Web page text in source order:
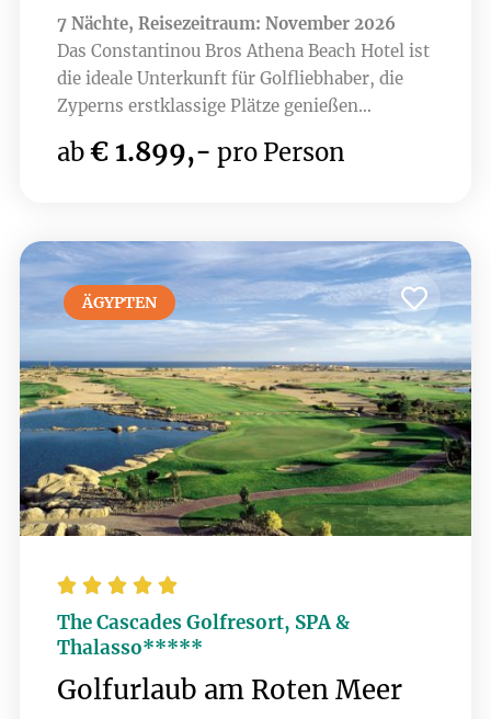
7 Nächte, Reisezeitraum: November 2026
Das Constantinou Bros Athena Beach Hotel ist
die ideale Unterkunft für Golfliebhaber, die
Zyperns erstklassige Plätze genießen
Top-Golfplätze wie Elea, Minthis , PGA -
ein Spa und erstklassige Restaurants, sorgen
für Erholung nach einer Runde Golf.
ab€ 1.899,- pro Person
ÄGYPTEN
    
The Cascades Golfresort, SPA &
Thalasso*****
Golfurlaub am Roten Meer